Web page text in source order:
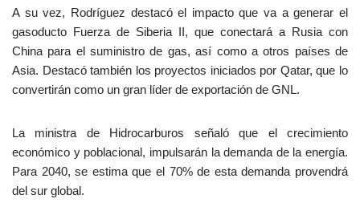
A su vez, Rodríguez destacó el impacto que va a generar el
gasoducto Fuerza de Siberia II, que conectará a Rusia con
China para el suministro de gas, así como a otros países de
Asia. Destacó también los proyectos iniciados por Qatar, que lo
convertirán como un gran líder de exportación de GNL.
La ministra de Hidrocarburos señaló que el crecimiento
económico y poblacional, impulsarán la demanda de la energía.
Para 2040, se estima que el 70% de esta demanda provendrá
del sur global.